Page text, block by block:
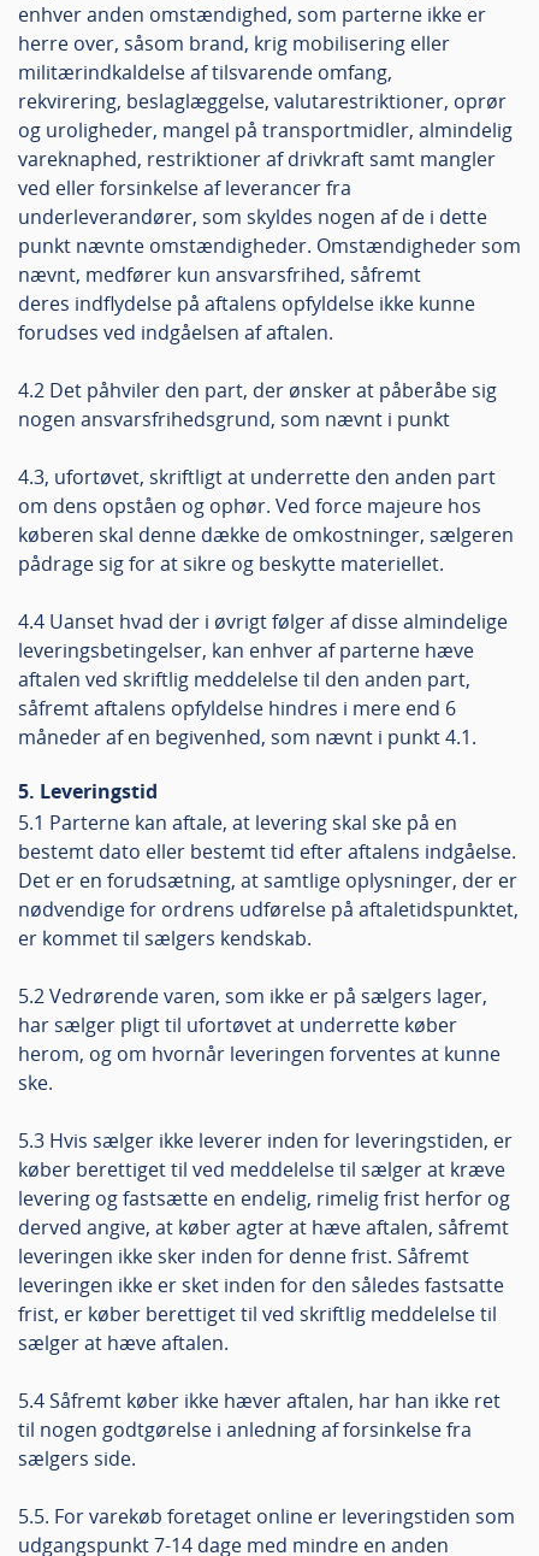
enhver anden omstændighed, som parterne ikke er
herre over, såsom brand, krig mobilisering eller
militærindkaldelse af tilsvarende omfang,
rekvirering, beslaglæggelse, valutarestriktioner, oprør
og uroligheder, mangel på transportmidler, almindelig
vareknaphed, restriktioner af drivkraft samt mangler
ved eller forsinkelse af leverancer fra
underleverandører, som skyldes nogen af de i dette
punkt nævnte omstændigheder. Omstændigheder som
nævnt, medfører kun ansvarsfrihed, såfremt
deres indflydelse på aftalens opfyldelse ikke kunne
forudses ved indgåelsen af aftalen.
4.2 Det påhviler den part, der ønsker at påberåbe sig
nogen ansvarsfrihedsgrund, som nævnt i punkt
4.3, ufortøvet, skriftligt at underrette den anden part
om dens opståen og ophør. Ved force majeure hos
køberen skal denne dække de omkostninger, sælgeren
pådrage sig for at sikre og beskytte materiellet.
4.4 Uanset hvad der i øvrigt følger af disse almindelige
leveringsbetingelser, kan enhver af parterne hæve
aftalen ved skriftlig meddelelse til den anden part,
såfremt aftalens opfyldelse hindres i mere end 6
måneder af en begivenhed, som nævnt i punkt 4.1.
5. Leveringstid
5.1 Parterne kan aftale, at levering skal ske på en
bestemt dato eller bestemt tid efter aftalens indgåelse.
Det er en forudsætning, at samtlige oplysninger, der er
nødvendige for ordrens udførelse på aftaletidspunktet,
er kommet til sælgers kendskab.
5.2 Vedrørende varen, som ikke er på sælgers lager,
har sælger pligt til ufortøvet at underrette køber
herom, og om hvornår leveringen forventes at kunne
ske.
5.3 Hvis sælger ikke leverer inden for leveringstiden, er
køber berettiget til ved meddelelse til sælger at kræve
levering og fastsætte en endelig, rimelig frist herfor og
derved angive, at køber agter at hæve aftalen, såfremt
leveringen ikke sker inden for denne frist. Såfremt
leveringen ikke er sket inden for den således fastsatte
frist, er køber berettiget til ved skriftlig meddelelse til
sælger at hæve aftalen.
5.4 Såfremt køber ikke hæver aftalen, har han ikke ret
til nogen godtgørelse i anledning af forsinkelse fra
sælgers side.
5.5. For varekøb foretaget online er leveringstiden som
udgangspunkt 7-14 dage med mindre en anden